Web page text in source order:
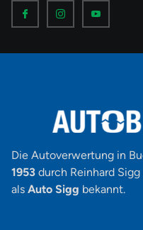
I
c
I
c
a
m
I
c
-
Die Autoverwertung in
1953 durch Reinhard
als Auto Sigg bekannt.